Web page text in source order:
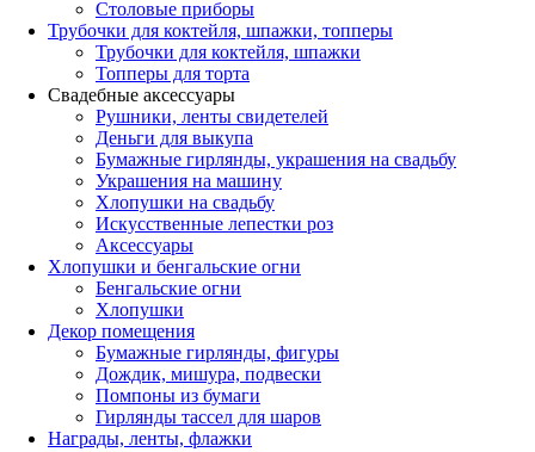
Столовые приборы
Трубочки для коктейля, шпажки, топперы
Трубочки для коктейля, шпажки
Топперы для торта
Свадебные аксессуары
Рушники, ленты свидетелей
Деньги для выкупа
Бумажные гирлянды, украшения на свадьбу
Украшения на машину
Хлопушки на свадьбу
Искусственные лепестки роз
Аксессуары
Хлопушки и бенгальские огни
Бенгальские огни
Хлопушки
Декор помещения
Бумажные гирлянды, фигуры
Дождик, мишура, подвески
Помпоны из бумаги
Гирлянды тассел для шаров
Награды, ленты, флажки